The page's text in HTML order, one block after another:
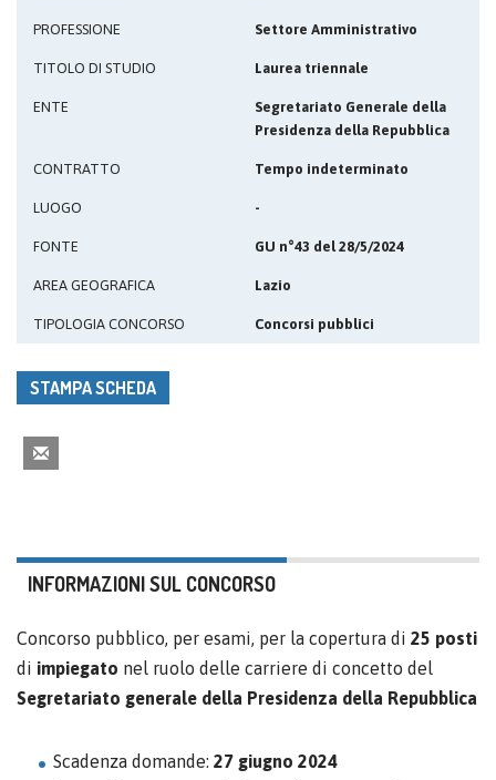
PROFESSIONE Settore Amministrativo
TITOLO DI STUDIO Laurea triennale
ENTE
Segretariato Generale della
Presidenza della Repubblica
CONTRATTO Tempo indeterminato
LUOGO -
FONTE GU n°43 del 28/5/2024
AREA GEOGRAFICA Lazio
TIPOLOGIA CONCORSO Concorsi pubblici
STAMPA SCHEDA
INFORMAZIONI SUL CONCORSO
Concorso pubblico, per esami, per la copertura di 25 posti
di impiegato nel ruolo delle carriere di concetto del
Segretariato generale della Presidenza della Repubblica
Scadenza domande: 27 giugno 2024